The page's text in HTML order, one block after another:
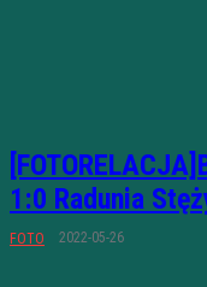
1:0 Radunia
FOTO 2022-05-26